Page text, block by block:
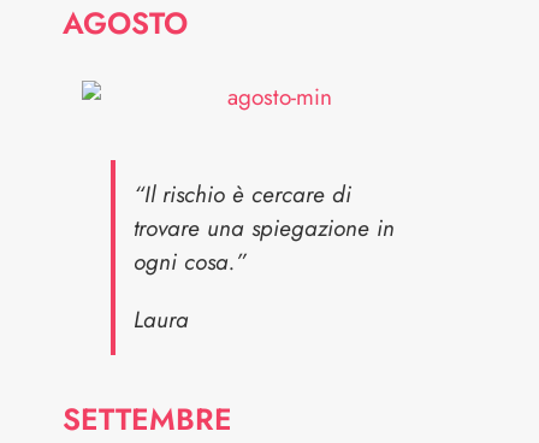
AGOSTO
“Il rischio è cercare di
trovare una spiegazione in
ogni cosa.”
Laura
SETTEMBRE